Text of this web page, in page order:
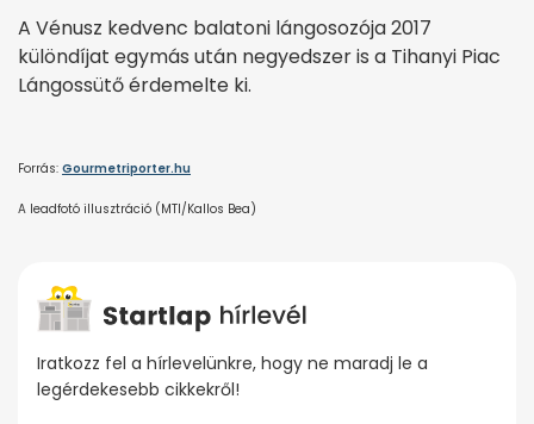
A Vénusz kedvenc balatoni lángosozója 2017
különdíjat egymás után negyedszer is a Tihanyi Piac
Lángossütő érdemelte ki.
Forrás: Gourmetriporter.hu
A leadfotó illusztráció (MTI/Kallos Bea)
Iratkozz fel a hírlevelünkre, hogy ne maradj le a
legérdekesebb cikkekről!